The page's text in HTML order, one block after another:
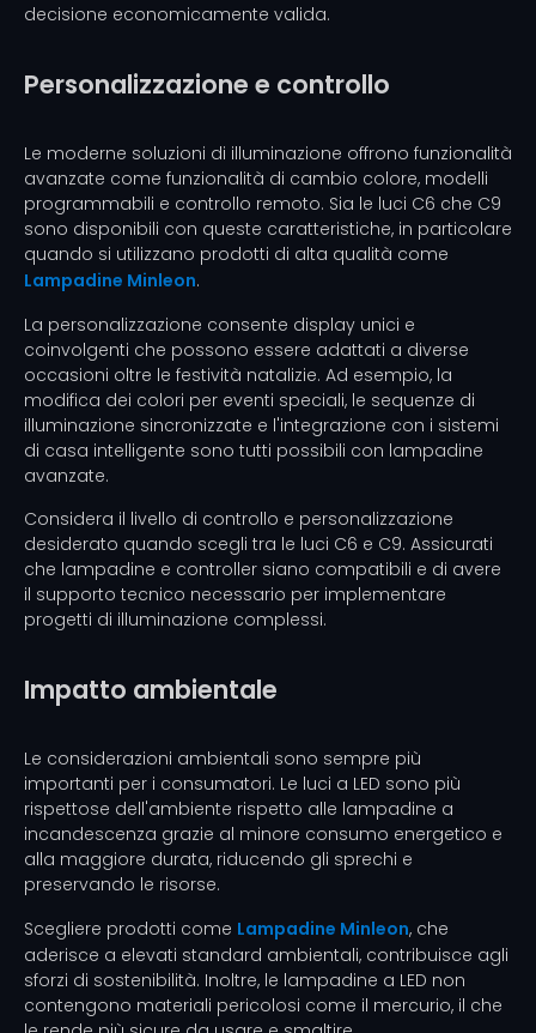
decisione economicamente valida.
Personalizzazione e controllo
Le moderne soluzioni di illuminazione offrono funzionalità
avanzate come funzionalità di cambio colore, modelli
programmabili e controllo remoto. Sia le luci C6 che C9
sono disponibili con queste caratteristiche, in particolare
quando si utilizzano prodotti di alta qualità come
Lampadine Minleon.
La personalizzazione consente display unici e
coinvolgenti che possono essere adattati a diverse
occasioni oltre le festività natalizie. Ad esempio, la
modifica dei colori per eventi speciali, le sequenze di
illuminazione sincronizzate e l'integrazione con i sistemi
di casa intelligente sono tutti possibili con lampadine
avanzate.
Considera il livello di controllo e personalizzazione
desiderato quando scegli tra le luci C6 e C9. Assicurati
che lampadine e controller siano compatibili e di avere
il supporto tecnico necessario per implementare
progetti di illuminazione complessi.
Impatto ambientale
Le considerazioni ambientali sono sempre più
importanti per i consumatori. Le luci a LED sono più
rispettose dell'ambiente rispetto alle lampadine a
incandescenza grazie al minore consumo energetico e
alla maggiore durata, riducendo gli sprechi e
preservando le risorse.
Scegliere prodotti come Lampadine Minleon, che
aderisce a elevati standard ambientali, contribuisce agli
sforzi di sostenibilità. Inoltre, le lampadine a LED non
contengono materiali pericolosi come il mercurio, il che